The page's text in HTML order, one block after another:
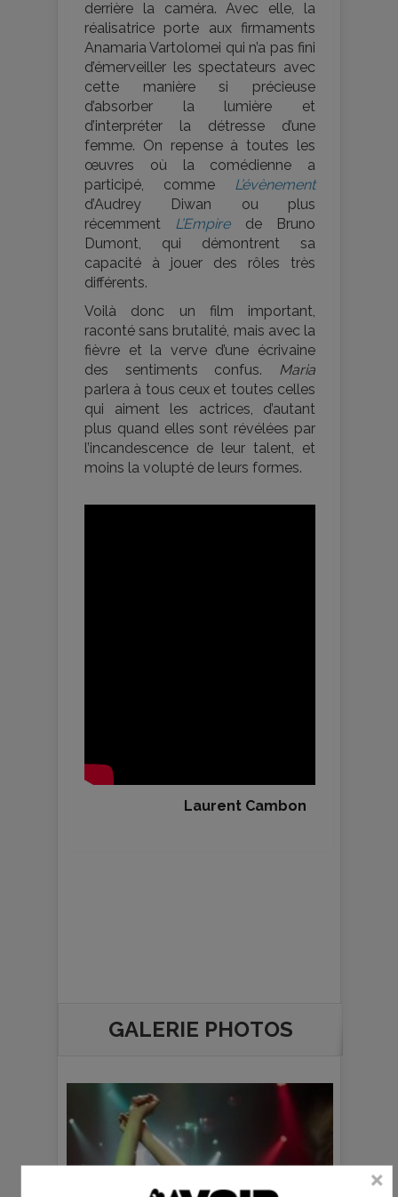
derrière la caméra. Avec elle, la
réalisatrice porte aux firmaments
Anamaria Vartolomei qui n’a pas fini
d’émerveiller les spectateurs avec
cette manière si précieuse
d’absorber la lumière et
d’interpréter la détresse d’une
femme. On repense à toutes les
œuvres où la comédienne a
participé, comme L’évènement
d’Audrey Diwan ou plus
récemment L’Empirede Bruno
Dumont, qui démontrent sa
capacité à jouer des rôles très
différents.
Voilà donc un film important,
raconté sans brutalité, mais avec la
fièvre et la verve d’une écrivaine
des sentiments confus. Maria
parlera à tous ceux et toutes celles
qui aiment les actrices, d’autant
plus quand elles sont révélées par
l’incandescence de leur talent, et
moins la volupté de leurs formes.
Laurent Cambon
GALERIE PHOTOS